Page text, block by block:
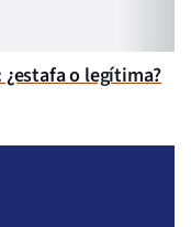
o legítima?